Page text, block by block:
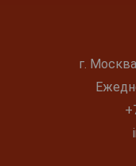
г.